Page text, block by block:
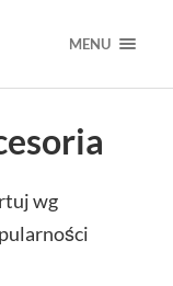
MENU
wg